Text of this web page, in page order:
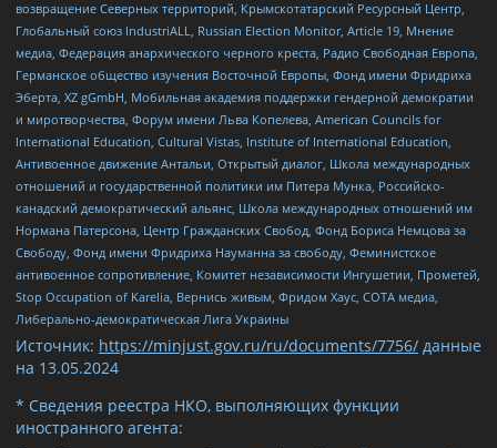
возвращение Северных территорий, Крымскотатарский Ресурсный Центр,
Глобальный союз IndustriALL, Russian Election Monitor, Article 19, Мнение
медиа, Федерация анархического черного креста, Радио Свободная Европа,
Германское общество изучения Восточной Европы, Фонд имени Фридриха
Эберта, XZ gGmbH, Мобильная академия поддержки гендерной демократии
и миротворчества, Форум имени Льва Копелева, American Councils for
International Education, Cultural Vistas, Institute of International Education,
Антивоенное движение Антальи, Открытый диалог, Школа международных
отношений и государственной политики им Питера Мунка, Российско-
канадский демократический альянс, Школа международных отношений им
Нормана Патерсона, Центр Гражданских Свобод, Фонд Бориса Немцова за
Свободу, Фонд имени Фридриха Науманна за свободу, Феминистское
антивоенное сопротивление, Комитет независимости Ингушетии, Прометей,
Stop Occupation of Karelia, Вернись живым, Фридом Хаус, СОТА медиа,
Либерально-демократическая Лига Украины
Источник: https://minjust.gov.ru/ru/documents/7756/ данные
на 13.05.2024
* Сведения реестра НКО, выполняющих функции
иностранного агента: